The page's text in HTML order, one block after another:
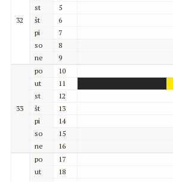
32
st
5
št
6
pi
7
so
8
ne
9
33
po
10
ut
11
st
12
št
13
pi
14
so
15
ne
16
po
17
ut
18